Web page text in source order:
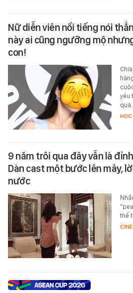
Nữ diễn viên nổi tiếng nói
này ai cũng ngưỡng mộ
con!
yêu
quá…
9 năm trôi qua đây vẫn là
Dàn cast một bước lên mây,
nước
thể
CINE